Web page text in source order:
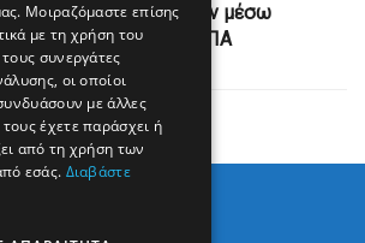
μείωση των δασμών μέσω
με τις ΗΠΑ
Μοιραζόμαστε επίσης
με τη χρήση του
συνεργάτες
οι οποίοι
με άλλες
έχετε παράσχει ή
από τη χρήση των
εσάς. Διαβάστε